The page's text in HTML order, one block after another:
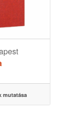
mutatása